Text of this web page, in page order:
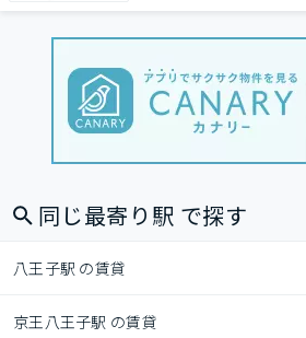
同じ最寄り駅 で探す
八王子駅 の賃貸
京王八王子駅 の賃貸